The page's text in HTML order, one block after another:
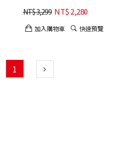
NT$3,299 NT$2,280
加入購物車 快速預覽
1